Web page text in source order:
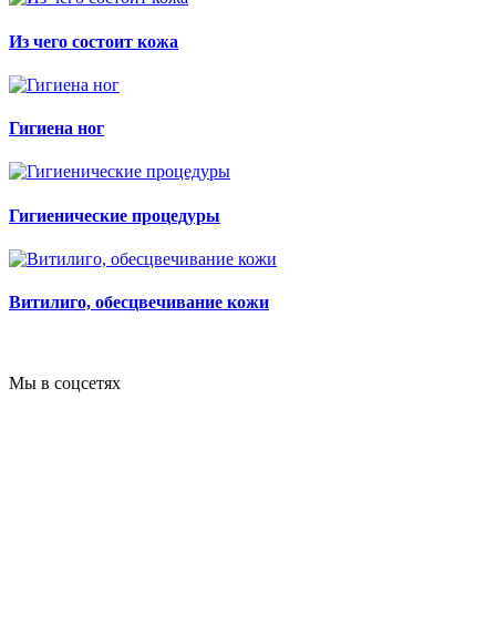
Из чего состоит кожа
Гигиена ног
Гигиенические процедуры
Витилиго, обесцвечивание кожи
Мы в соцсетях